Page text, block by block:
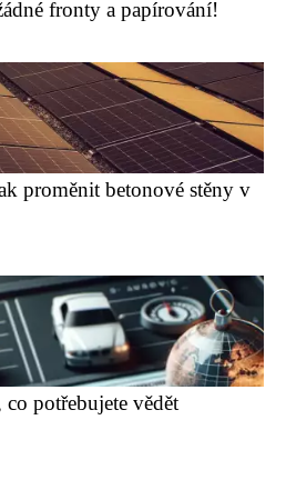
fronty a papírování!
proměnit betonové stěny v
potřebujete vědět